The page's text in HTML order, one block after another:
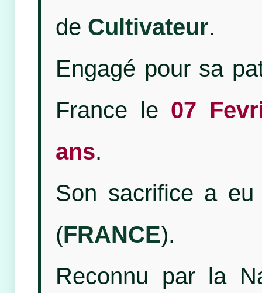
de Cultivateur.
Engagé pour sa
France le 07
ans.
Son sacrifice a
(FRANCE).
Reconnu par la